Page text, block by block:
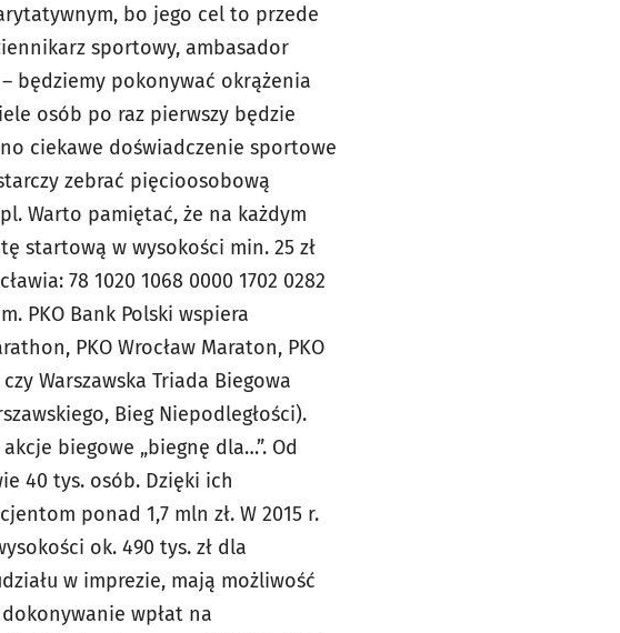
bo jego cel to przede
sportowy, ambasador
będziemy pokonywać okrążenia
osób po raz pierwszy będzie
ciekawe doświadczenie sportowe
zebrać pięcioosobową
Warto pamiętać, że na każdym
startową w wysokości min. 25 zł
78 1020 1068 0000 1702 0282
PKO Bank Polski wspiera
PKO Wrocław Maraton, PKO
Warszawska Triada Biegowa
Bieg Niepodległości).
biegowe „biegnę dla…”. Od
40 tys. osób. Dzięki ich
ponad 1,7 mln zł. W 2015 r.
ok. 490 tys. zł dla
w imprezie, mają możliwość
wpłat na